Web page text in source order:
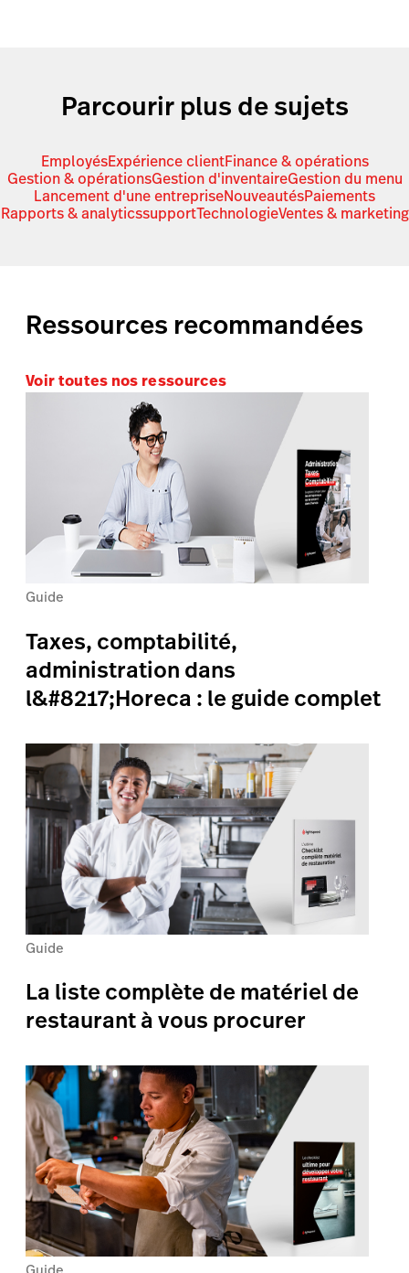
Parcourir plus de sujets
EmployésExpérience clientFinance & opérations
Gestion & opérationsGestion d'inventaireGestion du menu
Lancement d'une entrepriseNouveautésPaiements
Rapports & analyticssupportTechnologieVentes & marketing
Ressources recommandées
Voir toutes nos ressources
Guide
Taxes, comptabilité,
administration dans
l&#8217;Horeca : le guide complet
Guide
La liste complète de matériel de
restaurant à vous procurer